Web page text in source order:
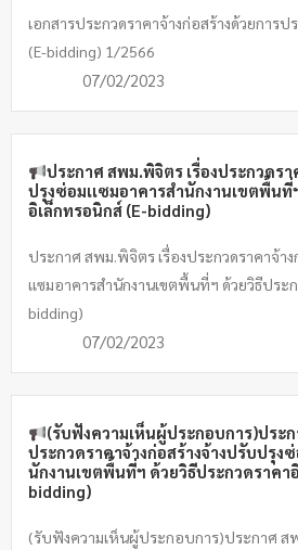
เอกสารประกวดราคาจ้างก่อสร้างด้วยการ
(E-bidding) 1/2566
07/02/2023
ประกาศ สพม.พิจิตร เรื่องประกวดรา
ปรุงซ่อมเเซมอาคารสำนักงานเขตพื้นที่
อิเล็กทรอนิกส์ (E-bidding)
ประกาศ สพม.พิจิตร เรื่องประกวดราคาจ้า
เเซมอาคารสำนักงานเขตพื้นที่ฯ ด้วยวิธีประ
bidding)
07/02/2023
(รับฟังความเห็นผู้ประกอบการ)ประ
ประกวดราคาจ้างก่อสร้างจ้างปรับปรุง
นักงานเขตพื้นที่ฯ ด้วยวิธีประกวดราคา
bidding)
(รับฟังความเห็นผู้ประกอบการ)ประกาศ ส